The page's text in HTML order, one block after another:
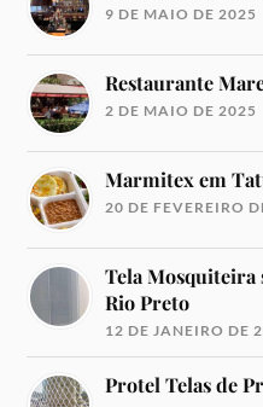
9 DE MAIO DE 2025
Restaurante
2 DE MAIO DE 2025
Marmitex em
20 DE FEVEREIRO
Tela Mosquiteira
Rio Preto
12 DE JANEIRO DE
Protel Telas de